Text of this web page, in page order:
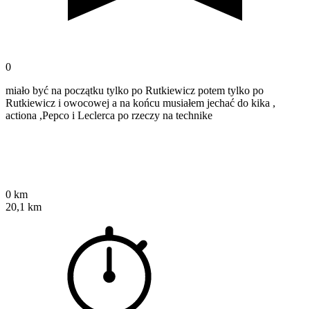
0
miało być na początku tylko po Rutkiewicz potem tylko po
Rutkiewicz i owocowej a na końcu musiałem jechać do kika ,
actiona ,Pepco i Leclerca po rzeczy na technike
0 km
20,1 km